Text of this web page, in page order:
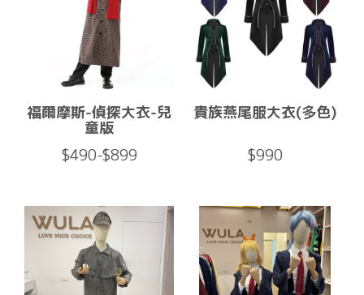
福爾摩斯-偵探大衣-兒
童版
$490-$899
貴族燕尾服大衣(多色)
$990